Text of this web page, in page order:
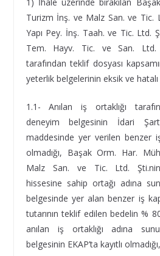
Turizm İnş. ve Malz San. ve Tic.
Yapı Pey. İnş. Taah. ve Tic. Ltd.
Tem. Hayv. Tic. ve San. Ltd.
tarafından teklif dosyası
yeterlik belgelerinin eksik ve
1.1- Anılan iş ortaklığı
deneyim belgesinin İdari
maddesinde yer verilen benzer
olmadığı, Başak Orm. Har.
Malz San. ve Tic. Ltd.
hissesine sahip ortağı adına
belgesinde yer alan benzer iş
tutarının teklif edilen bedelin %
anılan iş ortaklığı adına
belgesinin EKAP’ta kayıtlı olmadığı,